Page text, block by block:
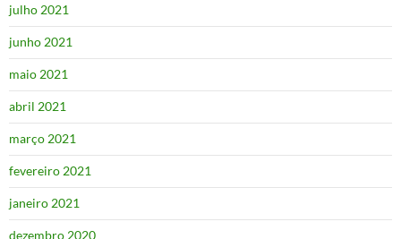
julho 2021
junho 2021
maio 2021
abril 2021
março 2021
fevereiro 2021
janeiro 2021
dezembro 2020